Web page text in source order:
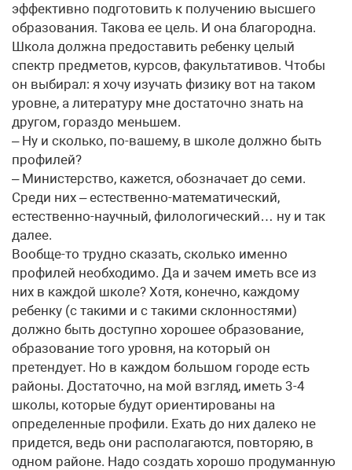
эффективно подготовить к получению высшего
образования. Такова ее цель. И она благородна.
Школа должна предоставить ребенку целый
спектр предметов, курсов, факультативов. Чтобы
он выбирал: я хочу изучать физику вот на таком
уровне, а литературу мне достаточно знать на
другом, гораздо меньшем.
– Ну и сколько, по-вашему, в школе должно быть
профилей?
– Министерство, кажется, обозначает до семи.
Среди них – естественно-математический,
естественно-научный, филологический… ну и так
далее.
Вообще-то трудно сказать, сколько именно
профилей необходимо. Да и зачем иметь все из
них в каждой школе? Хотя, конечно, каждому
ребенку (с такими и с такими склонностями)
должно быть доступно хорошее образование,
образование того уровня, на который он
претендует. Но в каждом большом городе есть
районы. Достаточно, на мой взгляд, иметь 3-4
школы, которые будут ориентированы на
определенные профили. Ехать до них далеко не
придется, ведь они располагаются, повторяю, в
одном районе. Надо создать хорошо продуманную